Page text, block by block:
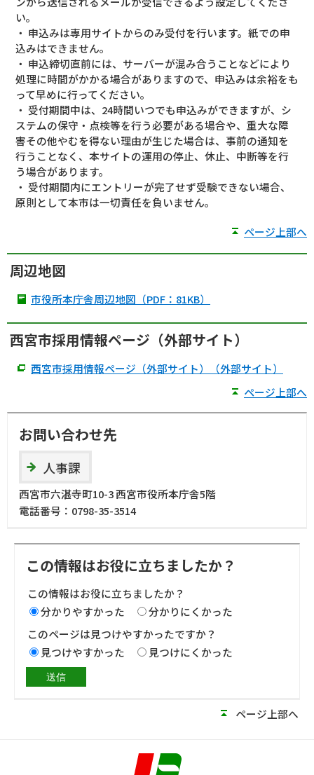
い。
・ 申込みは専用サイトからのみ受付を行います。紙での申
込みはできません。
・ 申込締切直前には、サーバーが混み合うことなどにより
処理に時間がかかる場合がありますので、申込みは余裕をも
って早めに行ってください。
・ 受付期間中は、24時間いつでも申込みができますが、シ
ステムの保守・点検等を行う必要がある場合や、重大な障
害その他やむを得ない理由が生じた場合は、事前の通知を
行うことなく、本サイトの運用の停止、休止、中断等を行
う場合があります。
・ 受付期間内にエントリーが完了せず受験できない場合、
原則として本市は一切責任を負いません。
ページ上部へ
周辺地図
市役所本庁舎周辺地図（PDF：81KB）
西宮市採用情報ページ（外部サイト）
西宮市採用情報ページ（外部サイト）（外部サイト）
ページ上部へ
お問い合わせ先
人事課
西宮市六湛寺町10-3 西宮市役所本庁舎5階
電話番号： 0798-35-3514
この情報はお役に立ちましたか？
この情報はお役に立ちましたか？
分かりやすかった
分かりにくかった
このページは見つけやすかったですか？
見つけやすかった
見つけにくかった
ページ上部へ